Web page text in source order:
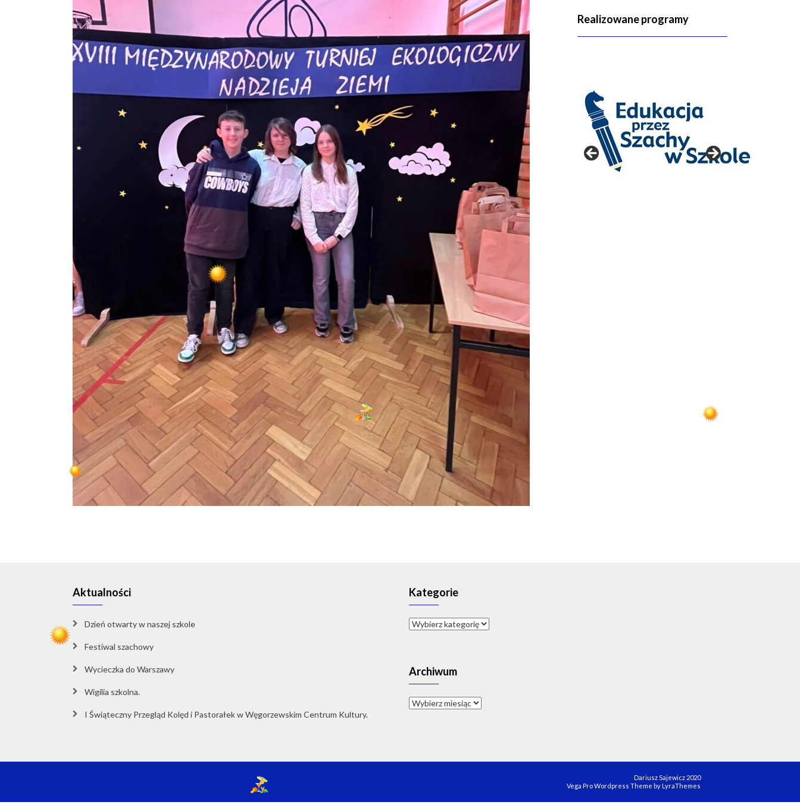
Realizowane programy
Aktualności
Dzień otwarty w naszej szkole
Festiwal szachowy
Wycieczka do Warszawy
Wigilia szkolna.
I Świąteczny Przegląd Kolęd i Pastorałek w Węgorzewskim Centrum Kultury.
Kategorie
Kategorie
Archiwum
Archiwum
Dariusz Sajewicz 2020
Vega Pro Wordpress Theme by LyraThemes